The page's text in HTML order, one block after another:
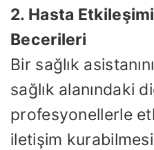
2. Hasta
Becerileri
Bir sağlık
sağlık alanındaki
profesyonellerle
iletişim